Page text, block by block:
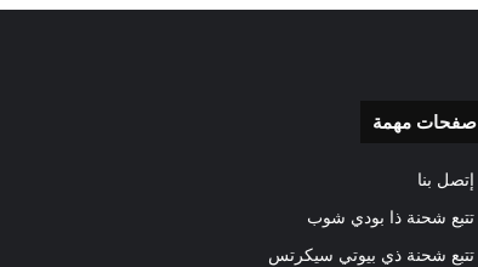
صفحات مهمة
إتصل بنا
تتبع شحنة ذا بودي شوب
تتبع شحنة ذي بيوتي سيكرتس